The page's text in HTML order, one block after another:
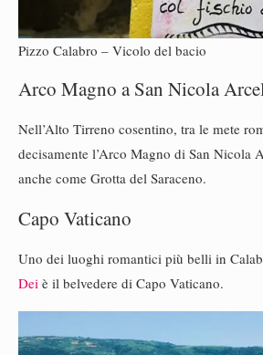
Pizzo Calabro – Vicolo del bacio
Arco Magno a San Nicola
Nell’Alto Tirreno cosentino, tra le mete
decisamente l’Arco Magno di San Nicola
anche come Grotta del Saraceno.
Capo Vaticano
Uno dei luoghi romantici più belli in
Dei è il belvedere di Capo Vaticano.